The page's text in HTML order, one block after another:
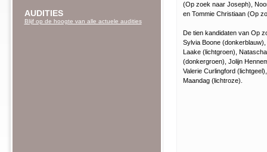
AUDITIES
Blijf op de hoogte van alle actuele audities
(Op zoek naar Joseph),
en Tommie Christiaan (Op
De tien kandidaten van Op
Sylvia Boone
Laake (lichtgroen),
(donkergroen), Jolijn
Valerie Curlingford
Maandag (lichtroze).